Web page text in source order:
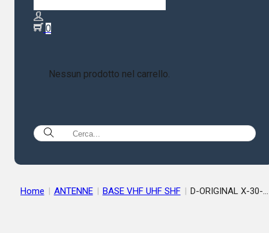
0
Nessun prodotto nel carrello.
Home | ANTENNE | BASE VHF UHF SHF | D-ORIGINAL X-30-